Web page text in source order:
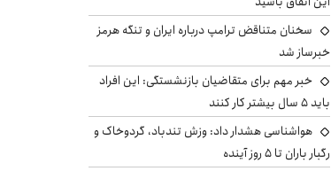
سخنان متناقض ترامپ درباره ایران و تنگه هرمز
خبرساز شد
خبر مهم برای متقاضیان بازنشستگی: این افراد
باید ۵ سال بیشتر کار کنند
هواشناسی هشدار داد: وزش تندباد، گردوخاک و
رگبار باران تا ۵ روز آینده